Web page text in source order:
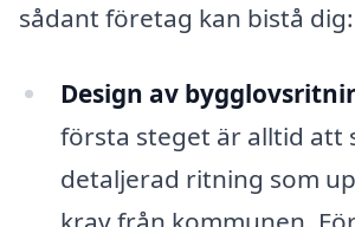
sådant företag kan bistå dig:
Design av
första steget är alltid att
detaljerad ritning som